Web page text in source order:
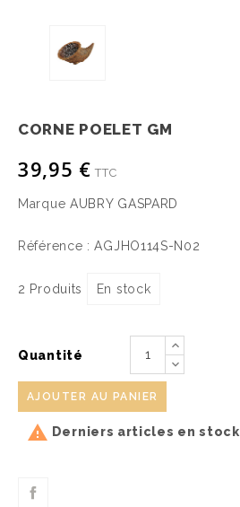
CORNE POELET GM
39,95 € TTC
Marque AUBRY GASPARD
Référence : AGJHO114S-N02
2 Produits En stock
Quantité
AJOUTER AU PANIER
 Derniers articles en stock